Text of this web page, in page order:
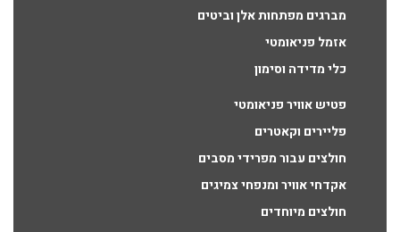
מברגים מפתחות אלן וביטים
אזמל פניאומטי
כלי מדידה וסימון
פטיש אוויר פניאומטי
פליירים וקאטרים
חולצים עבור מפרידי מסבים
אקדחי אוויר ומנפחי צמיגים
חולצים מיוחדים